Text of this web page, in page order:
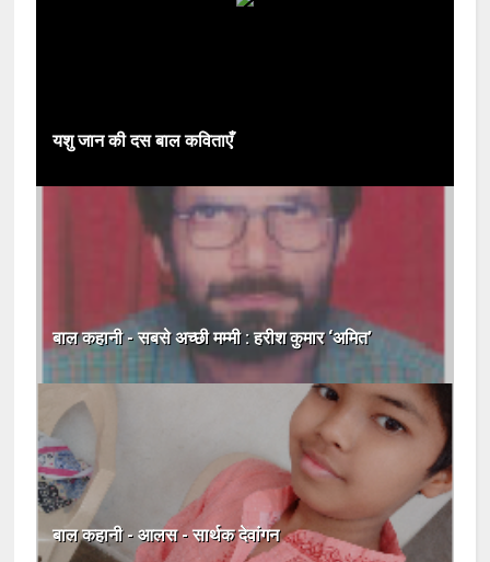
यशु जान की दस बाल कविताएँ
बाल कहानी - सबसे अच्छी मम्मी : हरीश कुमार ‘अमित’
बाल कहानी - आलस - सार्थक देवांगन